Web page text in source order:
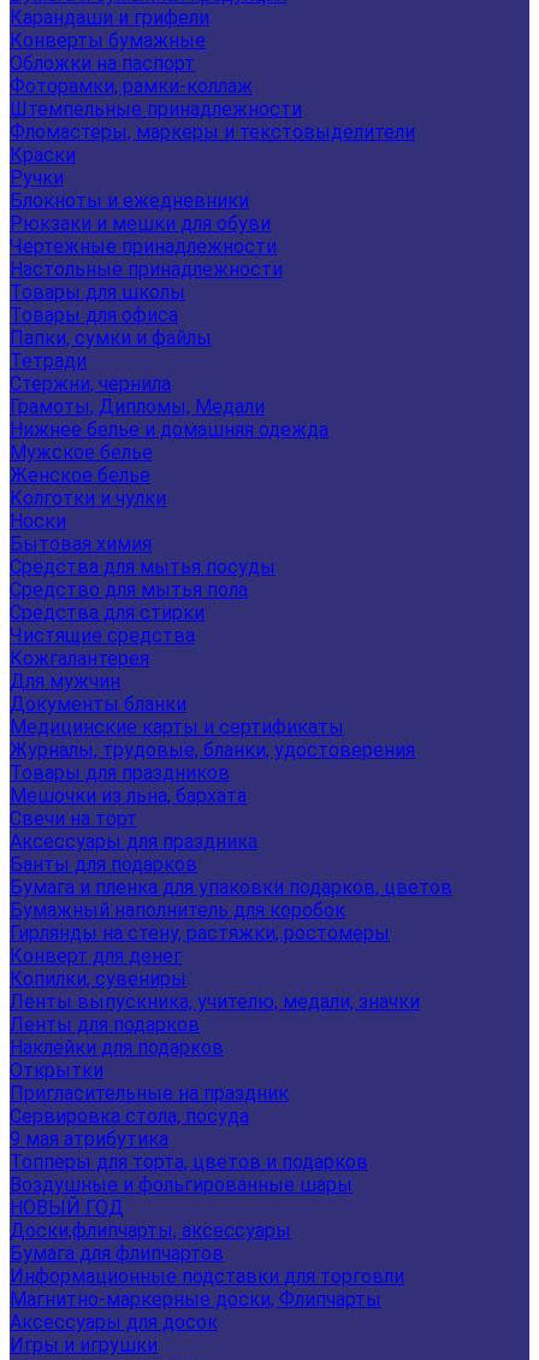
Карандаши и грифели
Конверты бумажные
Обложки на паспорт
Фоторамки, рамки-коллаж
Штемпельные принадлежности
Фломастеры, маркеры и текстовыделители
Краски
Ручки
Блокноты и ежедневники
Рюкзаки и мешки для обуви
Чертежные принадлежности
Настольные принадлежности
Товары для школы
Товары для офиса
Папки, сумки и файлы
Тетради
Стержни, чернила
Грамоты, Дипломы, Медали
Нижнее белье и домашняя одежда
Мужское белье
Женское белье
Колготки и чулки
Носки
Бытовая химия
Средства для мытья посуды
Средство для мытья пола
Средства для стирки
Чистящие средства
Кожгалантерея
Для мужчин
Документы бланки
Медицинские карты и сертификаты
Журналы, трудовые, бланки, удостоверения
Товары для праздников
Мешочки из льна, бархата
Свечи на торт
Аксессуары для праздника
Банты для подарков
Бумага и пленка для упаковки подарков, цветов
Бумажный наполнитель для коробок
Гирлянды на стену, растяжки, ростомеры
Конверт для денег
Копилки, сувениры
Ленты выпускника, учителю, медали, значки
Ленты для подарков
Наклейки для подарков
Открытки
Пригласительные на праздник
Сервировка стола, посуда
9 мая атрибутика
Топперы для торта, цветов и подарков
Воздушные и фольгированные шары
НОВЫЙ ГОД
Доски,флипчарты, аксессуары
Бумага для флипчартов
Информационные подставки для торговли
Магнитно-маркерные доски, Флипчарты
Аксессуары для досок
Игры и игрушки